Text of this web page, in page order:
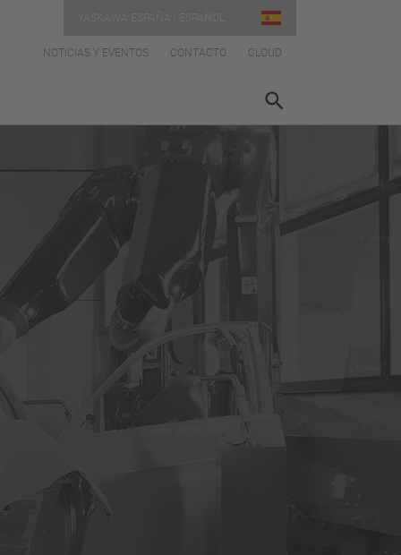
NOTICIAS Y EVENTOS CONTACTO CLOUD